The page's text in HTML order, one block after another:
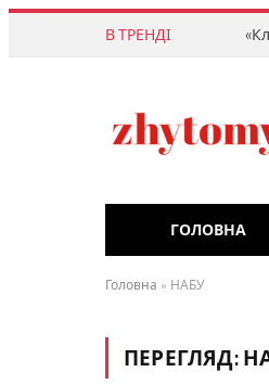
В ТРЕНДІ
ГОЛОВНА
Головна » НАБУ
ПЕРЕГЛЯД: